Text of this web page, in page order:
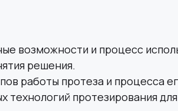
возможности и процесс
решения.
работы протеза и процесса
протезирования